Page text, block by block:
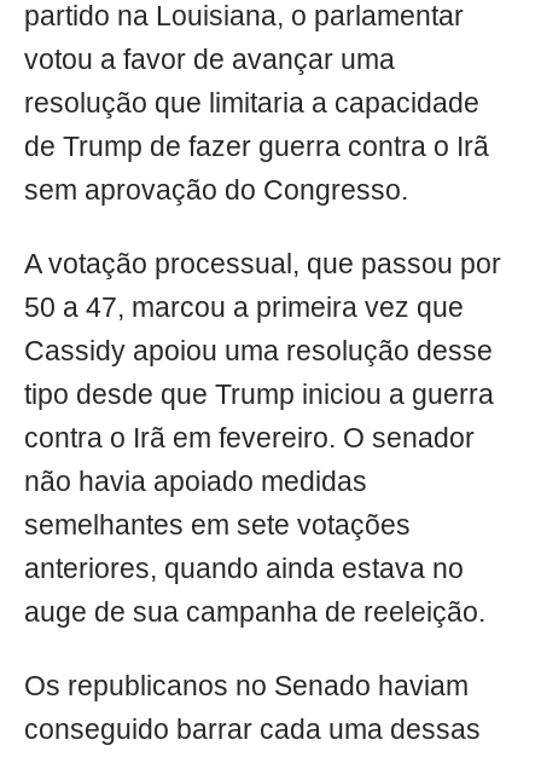
partido na Louisiana, o parlamentar
votou a favor de avançar uma
resolução que limitaria a capacidade
de Trump de fazer guerra contra o Irã
sem aprovação do Congresso.
A votação processual, que passou por
50 a 47, marcou a primeira vez que
Cassidy apoiou uma resolução desse
tipo desde que Trump iniciou a guerra
contra o Irã em fevereiro. O senador
não havia apoiado medidas
semelhantes em sete votações
anteriores, quando ainda estava no
auge de sua campanha de reeleição.
Os republicanos no Senado haviam
conseguido barrar cada uma dessas